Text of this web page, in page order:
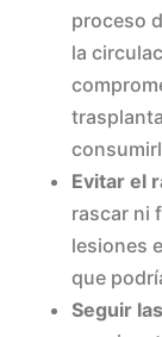
proceso
la
Evitar el
rascar ni
lesiones
que
Seguir